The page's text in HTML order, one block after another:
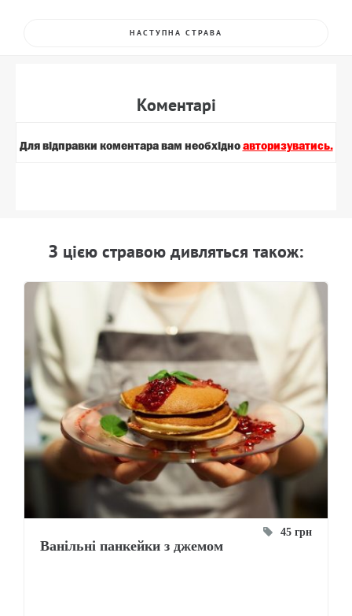
НАСТУПНА СТРАВА
Коментарi
Для вiдправки коментара вам необхiдно авторизуватись.
З цiєю стравою дивляться також:
45 грн
Ванільні панкейки з джемом